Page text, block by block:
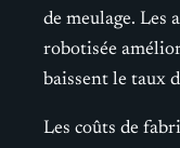
de meulage. Les
robotisée
baissent le taux
Les coûts de